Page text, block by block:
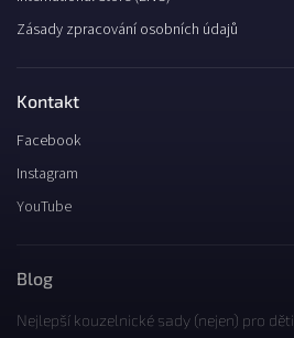
Zásady zpracování osobních údajů
Kontakt
Facebook
Instagram
YouTube
Blog
Nejlepší kouzelnické sady (nejen) pro děti